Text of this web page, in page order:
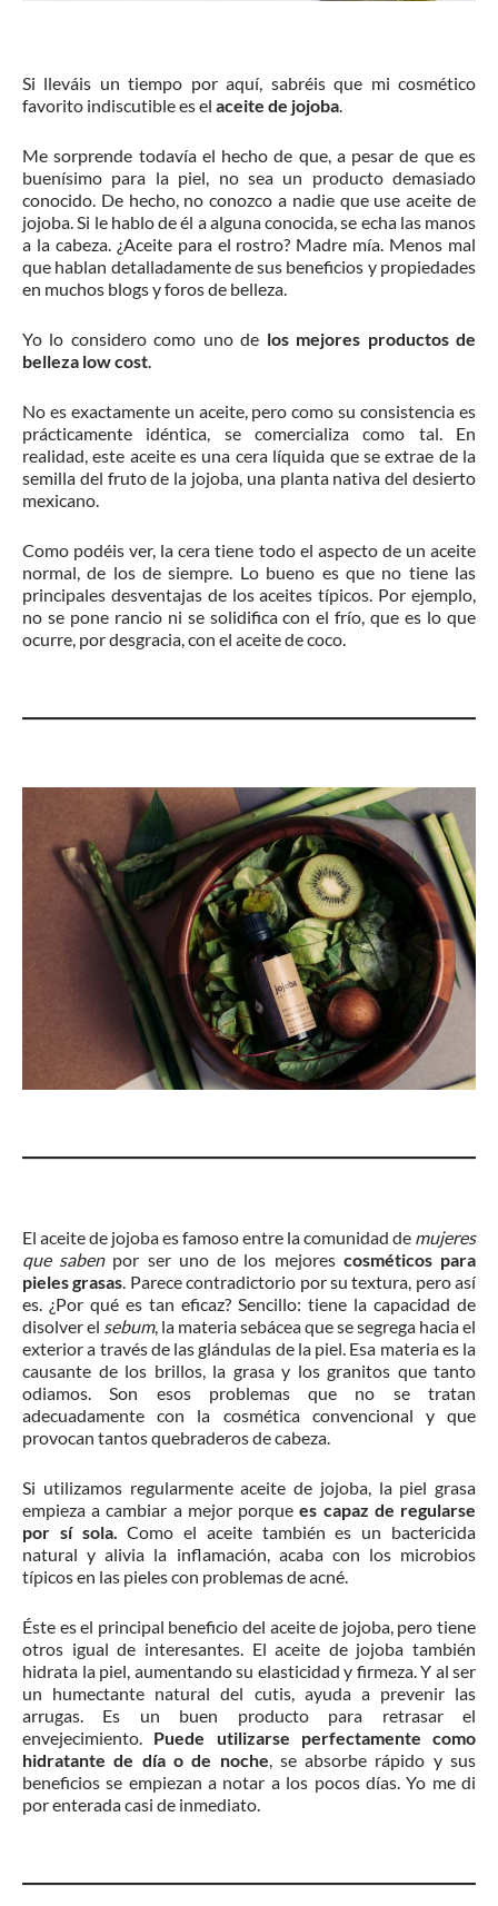
Si lleváis un tiempo por aquí, sabréis que mi cosmético
favorito indiscutible es el aceite de jojoba.
Me sorprende todavía el hecho de que, a pesar de que es
buenísimo para la piel, no sea un producto demasiado
conocido. De hecho, no conozco a nadie que use aceite de
jojoba. Si le hablo de él a alguna conocida, se echa las manos
a la cabeza. ¿Aceite para el rostro? Madre mía. Menos mal
que hablan detalladamente de sus beneficios y propiedades
en muchos blogs y foros de belleza.
Yo lo considero como uno de los mejores productos de
belleza low cost.
No es exactamente un aceite, pero como su consistencia es
prácticamente idéntica, se comercializa como tal. En
realidad, este aceite es una cera líquida que se extrae de la
semilla del fruto de la jojoba, una planta nativa del desierto
mexicano.
Como podéis ver, la cera tiene todo el aspecto de un aceite
normal, de los de siempre. Lo bueno es que no tiene las
principales desventajas de los aceites típicos. Por ejemplo,
no se pone rancio ni se solidifica con el frío, que es lo que
ocurre, por desgracia, con el aceite de coco.
El aceite de jojoba es famoso entre la comunidad de mujeres
que sabenpor ser uno de los mejores cosméticos para
pieles grasas. Parece contradictorio por su textura, pero así
es. ¿Por qué es tan eficaz? Sencillo: tiene la capacidad de
disolver el sebum, la materia sebácea que se segrega hacia el
exterior a través de las glándulas de la piel. Esa materia es la
causante de los brillos, la grasa y los granitos que tanto
odiamos. Son esos problemas que no se tratan
adecuadamente con la cosmética convencional y que
provocan tantos quebraderos de cabeza.
Si utilizamos regularmente aceite de jojoba, la piel grasa
empieza a cambiar a mejor porquees capaz de regularse
por sí sola.Como el aceite también es un bactericida
natural y alivia la inflamación, acaba con los microbios
típicos en las pieles con problemas de acné.
Éste es el principal beneficio del aceite de jojoba, pero tiene
otros igual de interesantes. El aceite de jojoba también
hidrata la piel, aumentando su elasticidad y firmeza. Y al ser
un humectante natural del cutis, ayuda a prevenir las
arrugas. Es un buen producto para retrasar el
envejecimiento. Puede utilizarse perfectamente como
hidratante de día o de noche, se absorbe rápido y sus
beneficios se empiezan a notar a los pocos días. Yo me di
por enterada casi de inmediato.